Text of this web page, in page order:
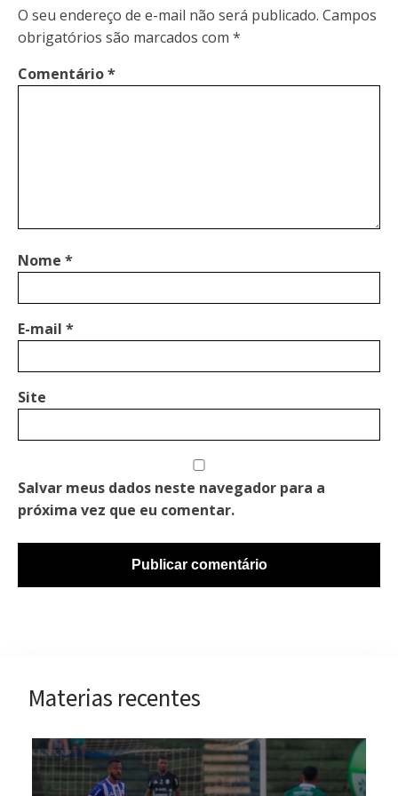
O seu endereço de e-mail não será publicado. Campos
obrigatórios são marcados com *
Comentário*
Nome *
E-mail *
Site
Salvar meus dados neste navegador para a
próxima vez que eu comentar.
Materias recentes